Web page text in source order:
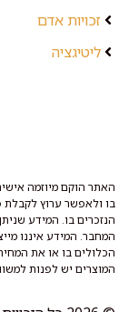
זכויות אדם
ליטיגציה
האתר הוקם מיוזמה
בו ולאפשר ערוץ לקבלת
הנזכרים בו. המידע
המחבר. המידע איננו
הכלולים בו או את
המוצרים יש לפנות